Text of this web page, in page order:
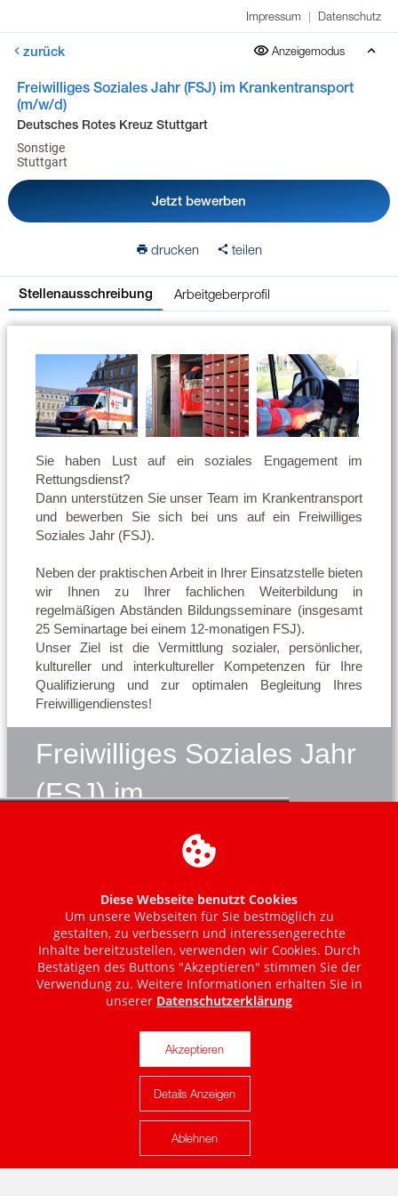
Impressum | Datenschutz
zurück Anzeigemodus
Freiwilliges Soziales Jahr (FSJ) im Krankentransport
(m/w/d)
Deutsches Rotes Kreuz Stuttgart
Sonstige
Stuttgart
Jetzt bewerben
drucken teilen
Stellenausschreibung Arbeitgeberprofil
Karte anzeigen
Diese Webseite benutzt Cookies
Um unsere Webseiten für Sie bestmöglich zu
gestalten, zu verbessern und interessengerechte
Inhalte bereitzustellen, verwenden wir Cookies. Durch
Bestätigen des Buttons "Akzeptieren" stimmen Sie der
Verwendung zu. Weitere Informationen erhalten Sie in
unserer Datenschutzerklärung
Akzeptieren
Details Anzeigen
Ablehnen